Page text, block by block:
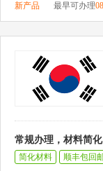
新产品
最早可办理
常规办理，材料简
简化材料
顺丰包回